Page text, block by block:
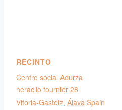
RECINTO
Centro social Adurza
heraclio fournier 28
Vitoria-Gasteiz, Álava Spain